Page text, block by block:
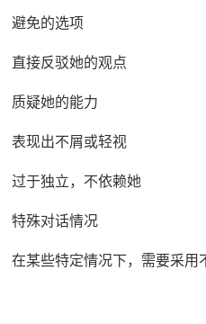
避免的选项
直接反驳她的观点
质疑她的能力
表现出不屑或轻视
过于独立，不依赖她
特殊对话情况
在某些特定情况下，需要采用